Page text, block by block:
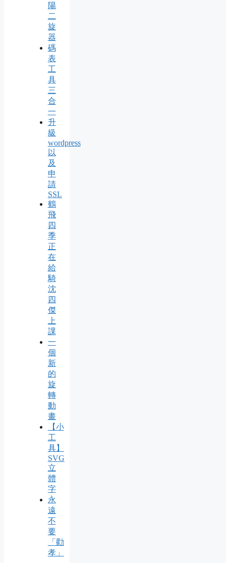
陽
二
旋
器
碼
表
工
具
三
合
一
升
級
wordpress
以
及
申
請
SSL
鶴
飛
四
季
正
在
給
騎
沈
四
傑
上
課
一
個
新
的
旋
轉
動
畫
【小
工
具】
SVG
立
體
字
永
遠
不
要
「勸
孝」